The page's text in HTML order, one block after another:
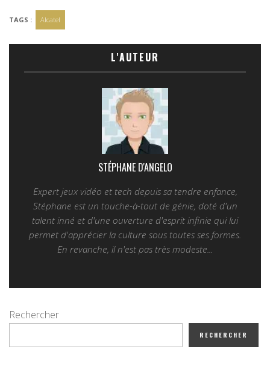
TAGS : Alcatel
L'AUTEUR
STÉPHANE D'ANGELO
Expert jeux vidéo et tech depuis sa tendre enfance,
Stéphane est un touche-à-tout de génie, doté d'un
talent inné et d'une ouverture d'esprit infinie qui lui
permet d'apprécier la culture sous toutes ses formes.
En revanche, il n'est pas très modeste...
Rechercher
RECHERCHER